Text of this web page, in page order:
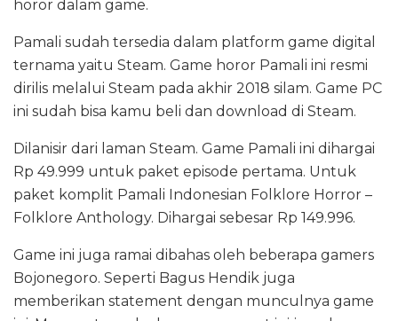
horor dalam game.
Pamali sudah tersedia dalam platform game digital
ternama yaitu Steam. Game horor Pamali ini resmi
dirilis melalui Steam pada akhir 2018 silam. Game PC
ini sudah bisa kamu beli dan download di Steam.
Dilanisir dari laman Steam. Game Pamali ini dihargai
Rp 49.999 untuk paket episode pertama. Untuk
paket komplit Pamali Indonesian Folklore Horror –
Folklore Anthology. Dihargai sebesar Rp 149.996.
Game ini juga ramai dibahas oleh beberapa gamers
Bojonegoro. Seperti Bagus Hendik juga
memberikan statement dengan munculnya game